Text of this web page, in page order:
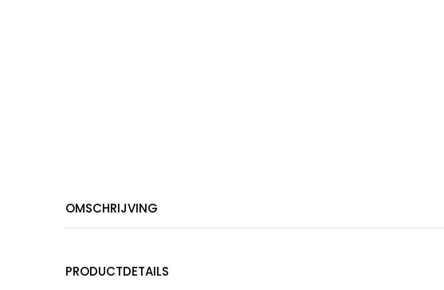
OMSCHRIJVING
PRODUCTDETAILS